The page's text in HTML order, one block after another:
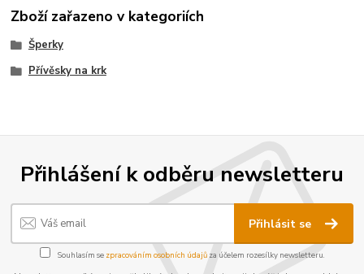
Zboží zařazeno v kategoriích
Šperky
Přívěsky na krk
Přihlášení k odběru newsletteru
Přihlásit se
Souhlasím se zpracováním osobních údajůza účelem rozesílky newsletteru.